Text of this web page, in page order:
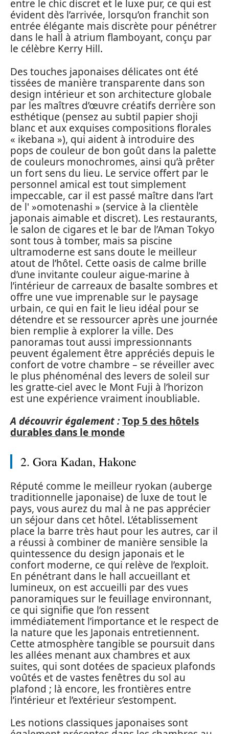
entre le chic discret et le luxe pur, ce qui est
évident dès l’arrivée, lorsqu’on franchit son
entrée élégante mais discrète pour pénétrer
dans le hall à atrium flamboyant, conçu par
le célèbre Kerry Hill.
Des touches japonaises délicates ont été
tissées de manière transparente dans son
design intérieur et son architecture globale
par les maîtres d’œuvre créatifs derrière son
esthétique (pensez au subtil papier shoji
blanc et aux exquises compositions florales
« ikebana »), qui aident à introduire des
pops de couleur de bon goût dans la palette
de couleurs monochromes, ainsi qu’à prêter
un fort sens du lieu. Le service offert par le
personnel amical est tout simplement
impeccable, car il est passé maître dans l’art
de l' »omotenashi » (service à la clientèle
japonais aimable et discret). Les restaurants,
le salon de cigares et le bar de l’Aman Tokyo
sont tous à tomber, mais sa piscine
ultramoderne est sans doute le meilleur
atout de l’hôtel. Cette oasis de calme brille
d’une invitante couleur aigue-marine à
l’intérieur de carreaux de basalte sombres et
offre une vue imprenable sur le paysage
urbain, ce qui en fait le lieu idéal pour se
détendre et se ressourcer après une journée
bien remplie à explorer la ville. Des
panoramas tout aussi impressionnants
peuvent également être appréciés depuis le
confort de votre chambre – se réveiller avec
le plus phénoménal des levers de soleil sur
les gratte-ciel avec le Mont Fuji à l’horizon
est une expérience vraiment inoubliable.
A découvrir également :Top 5 des hôtels
durables dans le monde
2. Gora Kadan, Hakone
Réputé comme le meilleur ryokan (auberge
traditionnelle japonaise) de luxe de tout le
pays, vous aurez du mal à ne pas apprécier
un séjour dans cet hôtel. L’établissement
place la barre très haut pour les autres, car il
a réussi à combiner de manière sensible la
quintessence du design japonais et le
confort moderne, ce qui relève de l’exploit.
En pénétrant dans le hall accueillant et
lumineux, on est accueilli par des vues
panoramiques sur le feuillage environnant,
ce qui signifie que l’on ressent
immédiatement l’importance et le respect de
la nature que les Japonais entretiennent.
Cette atmosphère tangible se poursuit dans
les allées menant aux chambres et aux
suites, qui sont dotées de spacieux plafonds
voûtés et de vastes fenêtres du sol au
plafond ; là encore, les frontières entre
l’intérieur et l’extérieur s’estompent.
Les notions classiques japonaises sont